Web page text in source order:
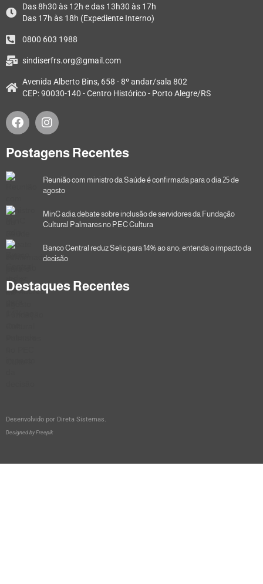
Das 8h30 às 12h e das 13h30 às 17h
Das 17h às 18h (Expediente Interno)
0800 603 1988
sindiserfrs.org@gmail.com
Avenida Alberto Bins, 658 - 8º andar/sala 802
CEP: 90030-140 - Centro Histórico - Porto Alegre/RS
Postagens Recentes
Reunião com ministro da Saúde é confirmada para o dia 25 de
agosto
MinC adia debate sobre inclusão de servidores da Fundação
Cultural Palmares no PEC Cultura
Banco Central reduz Selic para 14% ao ano; entenda o impacto da
decisão
Destaques Recentes
Desenvolvido por Direta Sistemas
Designed by Freepik